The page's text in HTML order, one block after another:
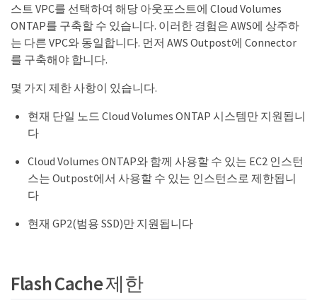
스트 VPC를 선택하여 해당 아웃포스트에 Cloud Volumes
ONTAP를 구축할 수 있습니다. 이러한 경험은 AWS에 상주하
는 다른 VPC와 동일합니다. 먼저 AWS Outpost에 Connector
를 구축해야 합니다.
몇 가지 제한 사항이 있습니다.
현재 단일 노드 Cloud Volumes ONTAP 시스템만 지원됩니
다
Cloud Volumes ONTAP와 함께 사용할 수 있는 EC2 인스턴
스는 Outpost에서 사용할 수 있는 인스턴스로 제한됩니
다
현재 GP2(범용 SSD)만 지원됩니다
Flash Cache 제한